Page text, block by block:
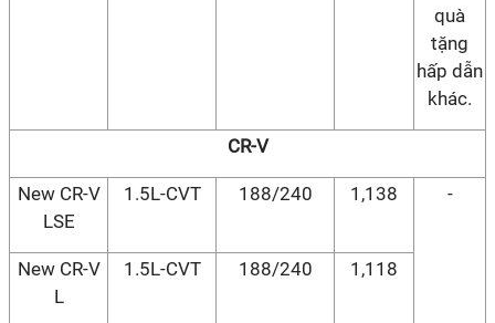
quà
tặng
hấp dẫn
khác.
CR-V
New CR-V
LSE
1.5L-CVT 188/240 1,138 -
New CR-V
L
1.5L-CVT 188/240 1,118